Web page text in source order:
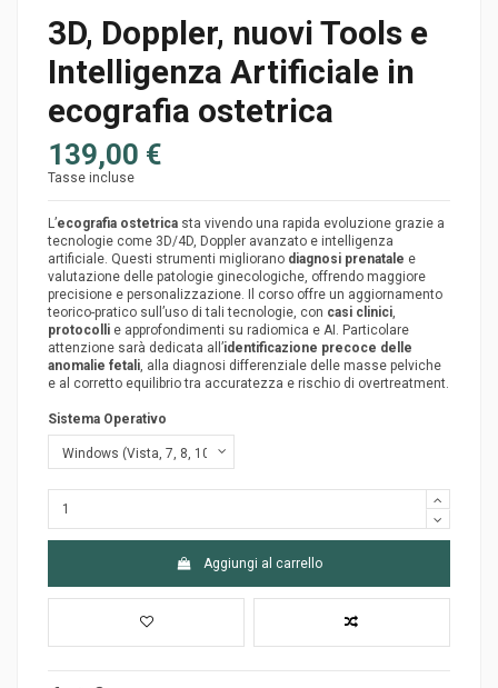
3D, Doppler, nuovi Tools e
Intelligenza Artificiale in
ecografia ostetrica
139,00 €
Tasse incluse
L’ecografia ostetrica sta vivendo una rapida evoluzione grazie a
tecnologie come 3D/4D, Doppler avanzato e intelligenza
artificiale. Questi strumenti migliorano diagnosi prenatale e
valutazione delle patologie ginecologiche, offrendo maggiore
precisione e personalizzazione. Il corso offre un aggiornamento
teorico-pratico sull’uso di tali tecnologie, con casi clinici,
protocolli e approfondimenti su radiomica e AI. Particolare
attenzione sarà dedicata all’identificazione precoce delle
anomalie fetali, alla diagnosi differenziale delle masse pelviche
e al corretto equilibrio tra accuratezza e rischio di overtreatment.
Sistema Operativo
Aggiungi al carrello